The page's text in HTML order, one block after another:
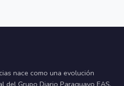
nace como una evolución
del Grupo Diario Paraguayo EAS,